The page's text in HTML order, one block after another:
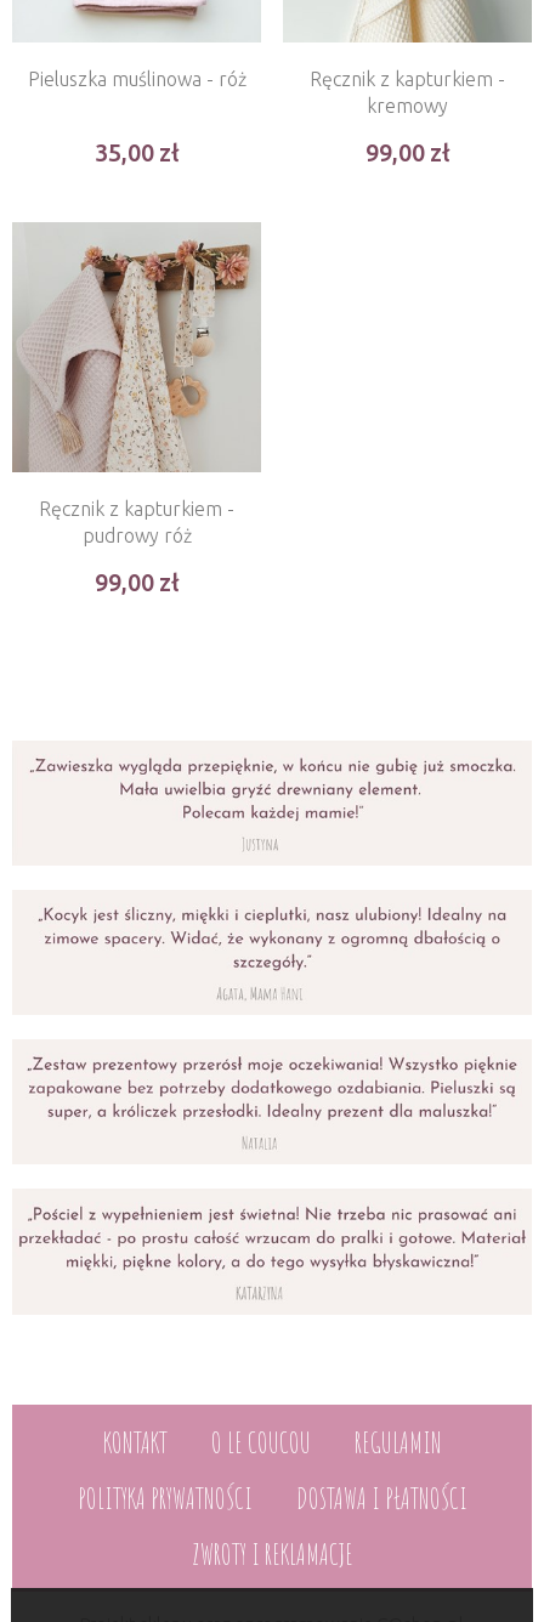
Pieluszka muślinowa - róż
35,00
Ręcznik z kapturkiem -
kremowy
99,00
Ręcznik z kapturkiem -
pudrowy róż
99,00
KONTAKT O LE COUCOU
REGULAMIN
POLITYKA PRYWATNOŚCI
DOSTAWA I PŁATNOŚCI
ZWROTY I REKLAMACJE